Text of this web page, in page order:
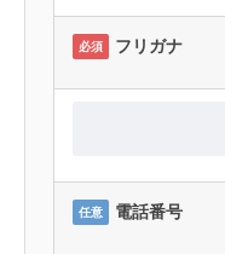
必須 フリガナ
任意 電話番号